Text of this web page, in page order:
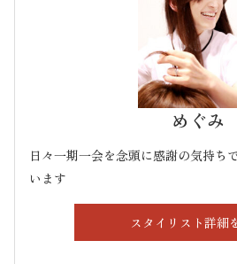
めぐみ
日々一期一会を念頭に感謝の気持ち
います
スタイリスト詳細